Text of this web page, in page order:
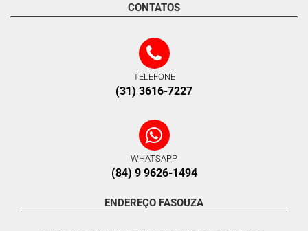
CONTATOS
TELEFONE
(31) 3616-7227
WHATSAPP
(84) 9 9626-1494
ENDEREÇO FASOUZA